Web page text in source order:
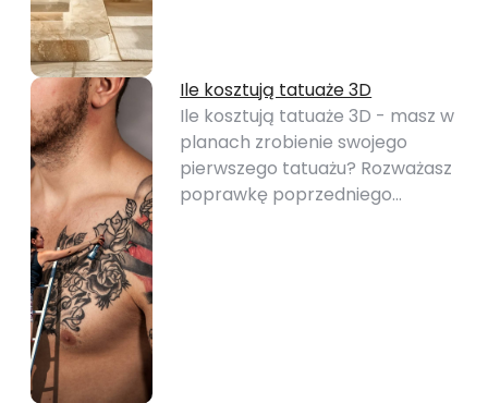
Ile kosztują tatuaże 3D
Ile kosztują tatuaże 3D - masz w
planach zrobienie swojego
pierwszego tatuażu? Rozważasz
poprawkę poprzedniego…